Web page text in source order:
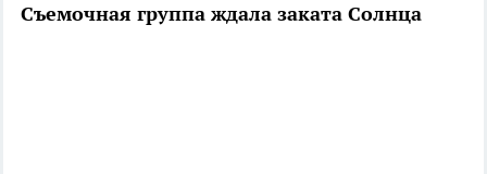
Съемочная группа ждала заката Солнца